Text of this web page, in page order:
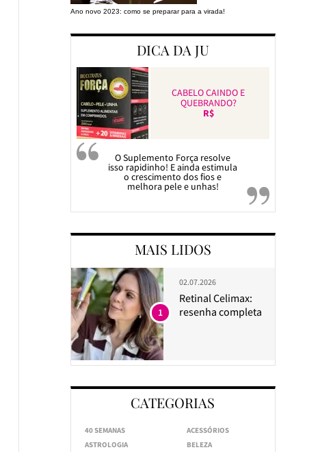
Ano novo 2023: como se preparar para a virada!
DICA DA JU
CABELO CAINDO E
QUEBRANDO?
R$
O Suplemento Força resolve
isso rapidinho! E ainda estimula
o crescimento dos fios e
melhora pele e unhas!
MAIS LIDOS
02.07.2026
Retinal Celimax:
resenha completa
1
CATEGORIAS
40 SEMANAS
ACESSÓRIOS
ASTROLOGIA
BELEZA